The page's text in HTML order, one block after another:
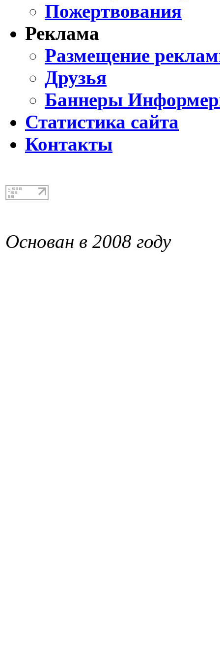
Пожертвования
Реклама
Размещение
Друзья
Баннеры
Статистика сайта
Контакты
Основан в 2008 году